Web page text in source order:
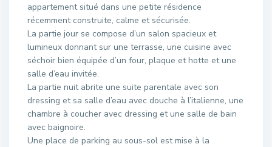
appartement situé dans une petite résidence
récemment construite, calme et sécurisée.
La partie jour se compose d’un salon spacieux et
lumineux donnant sur une terrasse, une cuisine avec
séchoir bien équipée d’un four, plaque et hotte et une
salle d’eau invitée.
La partie nuit abrite une suite parentale avec son
dressing et sa salle d’eau avec douche à l’italienne, une
chambre à coucher avec dressing et une salle de bain
avec baignoire.
Une place de parking au sous-sol est mise à la